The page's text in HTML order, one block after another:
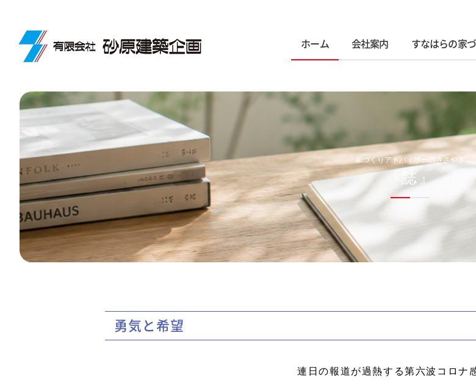
ホーム 会社案内 すなはらの家
家づくりアドバイザーのささやき
『誌』
勇気と希望
連日の報道が過熱する第六波コロナ